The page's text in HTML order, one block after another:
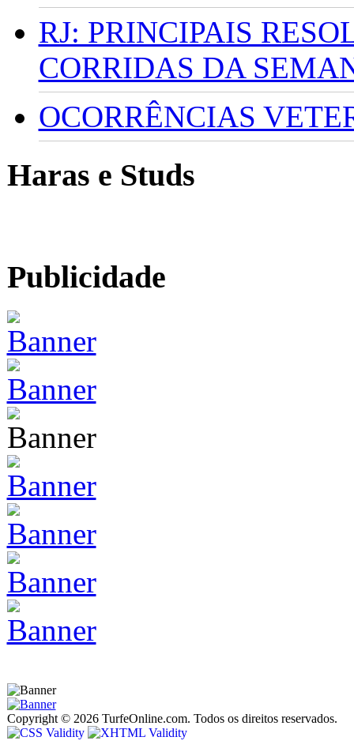
RJ: PRINCIPAIS
CORRIDAS DA
OCORRÊNCIAS
Haras e Studs
Publicidade
Copyright © 2026 TurfeOnline.com. Todos os direitos reservados.